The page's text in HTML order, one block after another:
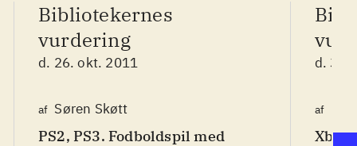
Bibliotekernes
vurdering
d. 26. okt. 2011
af Søren Skøtt
PS2, PS3. Fodboldspil med
d. 31.
af
Xbox